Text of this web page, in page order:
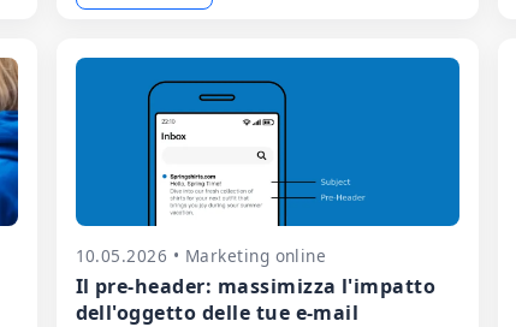
10.05.2026 • Marketing online
Il pre-header: massimizza l'impatto
dell'oggetto delle tue e-mail